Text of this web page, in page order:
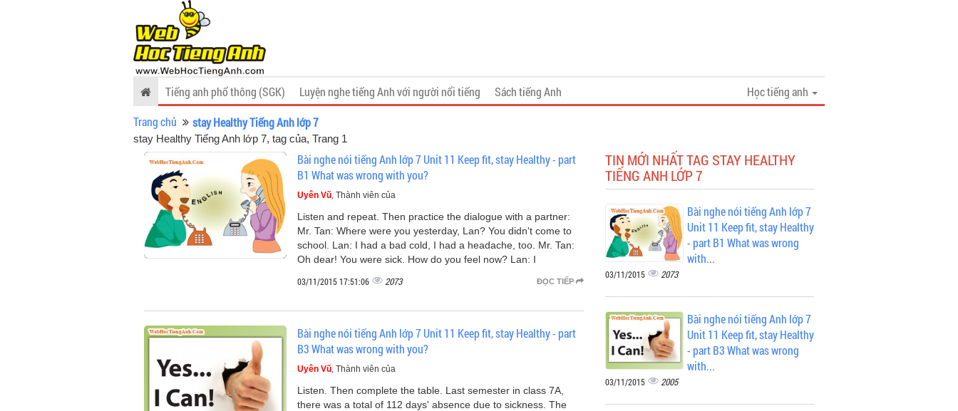
Tiếng anh phổ thông (SGK) Luyện nghe tiếng Anh với người nổi tiếng Sách tiếng Anh
Học tiếng anh
Trang chủ
stay Healthy Tiếng Anh lớp 7
stay Healthy Tiếng Anh lớp 7, tag của, Trang 1
Bài nghe nói tiếng Anh lớp 7 Unit 11 Keep fit, stay Healthy - part
B1 What was wrong with you?
Uyên Vũ, Thành viên của
Listen and repeat. Then practice the dialogue with a partner:
Mr. Tan: Where were you yesterday, Lan? You didn't come to
school. Lan: I had a bad cold, I had a headache, too. Mr. Tan:
Oh dear! You were sick. How do you feel now? Lan: I
ĐỌC TIẾP
03/11/2015 17:51:06 2073
Bài nghe nói tiếng Anh lớp 7 Unit 11 Keep fit, stay Healthy - part
B3 What was wrong with you?
Uyên Vũ, Thành viên của
Listen. Then complete the table. Last semester in class 7A,
there was a total of 112 days' absence due to sickness. The
TIN MỚI NHẤT TAG STAY HEALTHY
TIẾNG ANH LỚP 7
Bài nghe nói tiếng Anh lớp 7
Unit 11 Keep fit, stay Healthy
- part B1 What was wrong
with...
03/11/2015 2073
Bài nghe nói tiếng Anh lớp 7
Unit 11 Keep fit, stay Healthy
- part B3 What was wrong
with...
03/11/2015 2005